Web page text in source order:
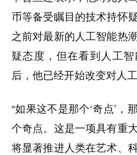
币等备受瞩目的技术持怀
之前对最新的人工智能热
疑态度，但在看到人工
后，他已经开始改变对人
“如果这不是那个‘奇点’，
个奇点。这是一项具有重
将显著推进人类在艺术、